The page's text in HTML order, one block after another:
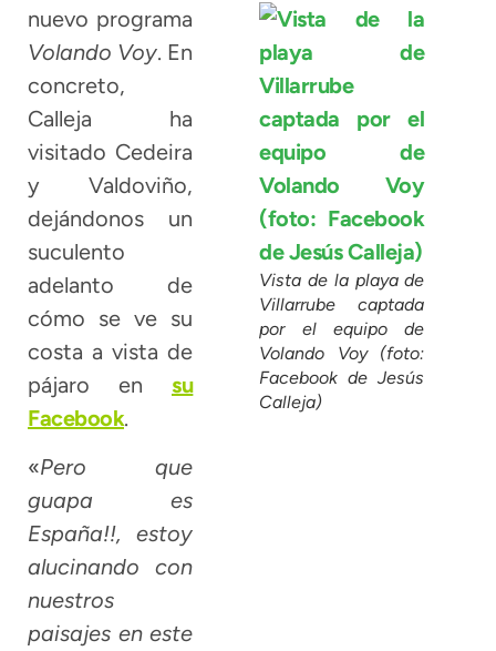
nuevo programa
Volando Voy. En
concreto,
Calleja ha
visitado Cedeira
y Valdoviño,
dejándonos un
suculento
adelanto de
cómo se ve su
costa a vista de
pájaro ensu
Facebook.
«Pero que
guapa es
España!!, estoy
alucinando con
nuestros
paisajes en este
Vista de la playa de
Villarrube captada
por el equipo de
Volando Voy (foto:
Facebook de Jesús
Calleja)